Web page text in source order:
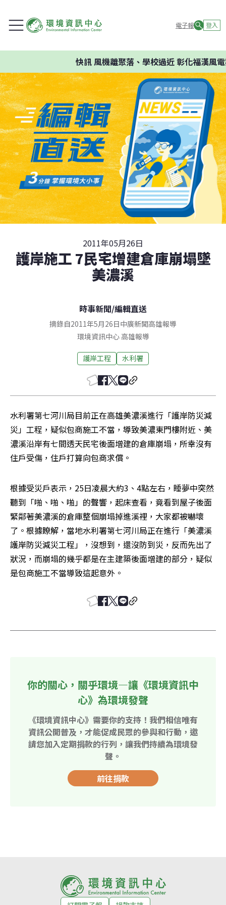
電子報 登入
快訊風機離聚落、學校過近 彰化福漢風電
2011年05月26日
護岸施工 7民宅增建倉庫崩塌墜
美濃溪
時事新聞/編輯直送
摘錄自2011年5月26日中廣新聞高雄報導
環境資訊中心 高雄報導
護岸工程 水利署
水利署第七河川局目前正在高雄美濃溪進行「護岸防災減
災」工程，疑似包商施工不當，導致美濃東門樓附近、美
濃溪沿岸有七間透天民宅後面增建的倉庫崩塌，所幸沒有
住戶受傷，住戶打算向包商求償。
根據受災戶表示，25日凌晨大約3、4點左右，睡夢中突然
聽到「啪、啪、啪」的聲響，起床查看，竟看到屋子後面
緊鄰著美濃溪的倉庫整個崩塌掉進溪裡，大家都被嚇壞
了。根據瞭解，當地水利署第七河川局正在進行「美濃溪
護岸防災減災工程」，沒想到，還沒防到災，反而先出了
狀況，而崩塌的幾乎都是在主建築後面增建的部分，疑似
是包商施工不當導致這起意外。
你的關心，關乎環境—讓《環境資訊中
心》為環境發聲
《環境資訊中心》需要你的支持！我們相信唯有
資訊公開普及，才能促成民眾的參與和行動，邀
請您加入定期捐款的行列，讓我們持續為環境發
聲。
前往捐款